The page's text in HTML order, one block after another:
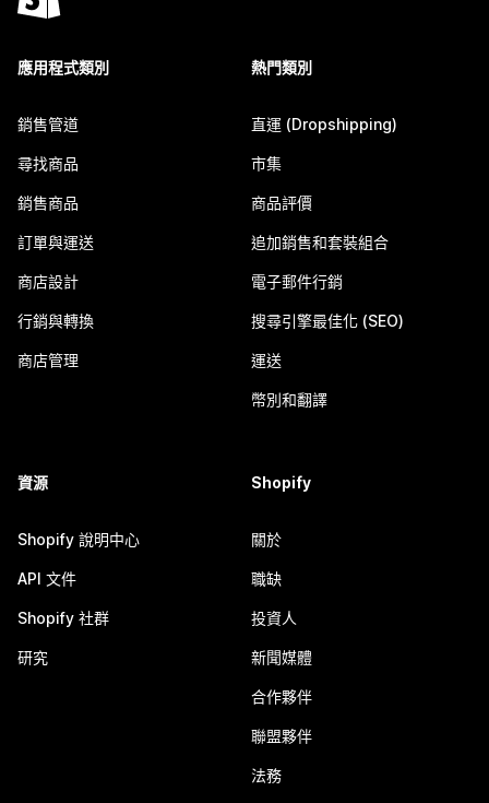
應用程式類別
銷售管道
尋找商品
銷售商品
訂單與運送
商店設計
行銷與轉換
商店管理
熱門類別
直運 (Dropshipping)
市集
商品評價
追加銷售和套裝組合
電子郵件行銷
搜尋引擎最佳化 (SEO)
運送
幣別和翻譯
資源
Shopify 說明中心
API 文件
Shopify 社群
研究
Shopify
關於
職缺
投資人
新聞媒體
合作夥伴
聯盟夥伴
法務